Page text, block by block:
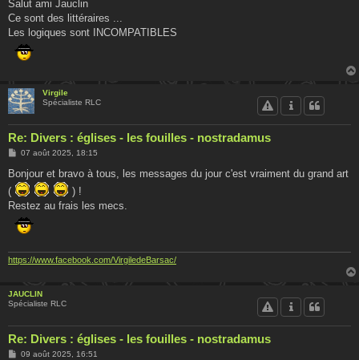
a
g
Salut ami Jauclin
Ce sont des littéraires ...
Les logiques sont INCOMPATIBLES
Virgile
Spécialiste RLC
Re: Divers : églises - les fouilles - nostradamus
M
s
s
a
e
07 août 2025, 18:15
Bonjour et bravo à tous, les messages du jour c'est vraiment du grand art
(
) !
Restez au frais les mecs.
https://www.facebook.com/VirgiledeBarsac/
JAUCLIN
Spécialiste RLC
Re: Divers : églises - les fouilles - nostradamus
M09 août 2025, 16:51